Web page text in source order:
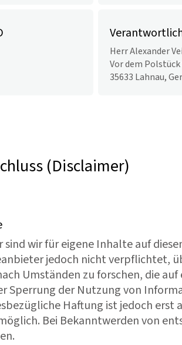
Herr Alexander
Vor dem Polstück
35633 Lahnau,
(Disclaimer)
sind wir für eigene Inhalte auf
jedoch nicht
Umständen zu forschen, die
Sperrung der Nutzung von
Haftung ist jedoch
Bei Bekanntwerden von